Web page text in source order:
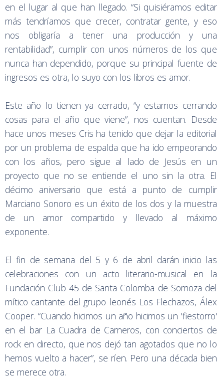
en el lugar al que han llegado. “Si quisiéramos editar
más tendríamos que crecer, contratar gente, y eso
nos obligaría a tener una producción y una
rentabilidad”, cumplir con unos números de los que
nunca han dependido, porque su principal fuente de
ingresos es otra, lo suyo con los libros es amor.
Este año lo tienen ya cerrado, “y estamos cerrando
cosas para el año que viene”, nos cuentan. Desde
hace unos meses Cris ha tenido que dejar la editorial
por un problema de espalda que ha ido empeorando
con los años, pero sigue al lado de Jesús en un
proyecto que no se entiende el uno sin la otra. El
décimo aniversario que está a punto de cumplir
Marciano Sonoro es un éxito de los dos y la muestra
de un amor compartido y llevado al máximo
exponente.
El fin de semana del 5 y 6 de abril darán inicio las
celebraciones con un acto literario-musical en la
Fundación Club 45 de Santa Colomba de Somoza del
mítico cantante del grupo leonés Los Flechazos, Álex
Cooper. “Cuando hicimos un año hicimos un 'fiestorro'
en el bar La Cuadra de Carneros, con conciertos de
rock en directo, que nos dejó tan agotados que no lo
hemos vuelto a hacer”, se ríen. Pero una década bien
se merece otra.